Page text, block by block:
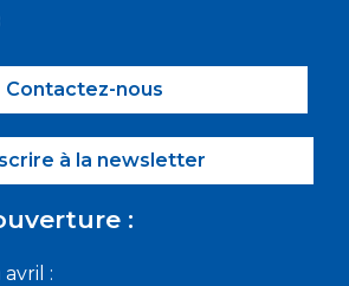
Contactez-nous
à la newsletter
:
: